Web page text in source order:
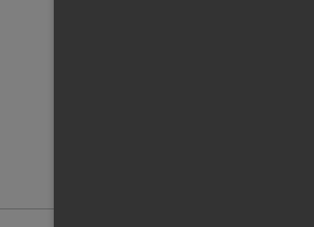
5.3.3.3. A
5.3.3.4.